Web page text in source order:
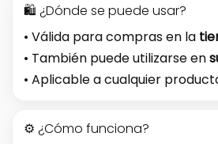
🛍️ ¿Dónde se puede usar?
• Válida para compras en la
• También puede utilizarse en
• Aplicable a cualquier
⚙️ ¿Cómo funciona?